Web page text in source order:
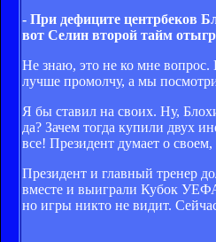
- При дефиците центрбеков
вот Селин второй тайм
Не знаю, это не ко мне вопрос.
лучше промолчу, а мы
Я бы ставил на своих. Ну,
да? Зачем тогда купили двух
все! Президент думает о
Президент и главный тренер
вместе и выиграли Кубок
но игры никто не видит.